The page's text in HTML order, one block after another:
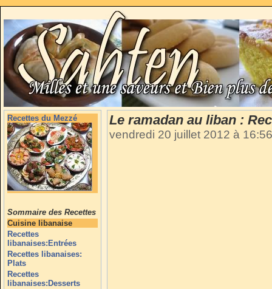
Recettes du Mezzé
Sommaire des Recettes
Cuisine libanaise
Recettes
libanaises:Entrées
Recettes libanaises:
Plats
Recettes
libanaises:Desserts
Le ramadan au liban :
vendredi 20 juillet 2012 à